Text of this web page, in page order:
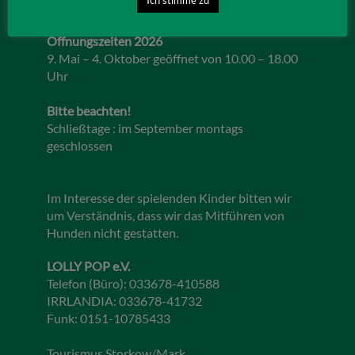
Öffnungszeiten 2026
9. Mai – 4. Oktober geöffnet von 10.00 – 18.00
Uhr
Bitte beachten!
Schließtage : im September montags
geschlossen
Im Interesse der spielenden Kinder bitten wir
um Verständnis, dass wir das Mitführen von
Hunden nicht gestatten.
LOLLY POP e.V.
Telefon (Büro): 033678-410588
IRRLANDIA: 033678-41732
Funk: 0151-10785433